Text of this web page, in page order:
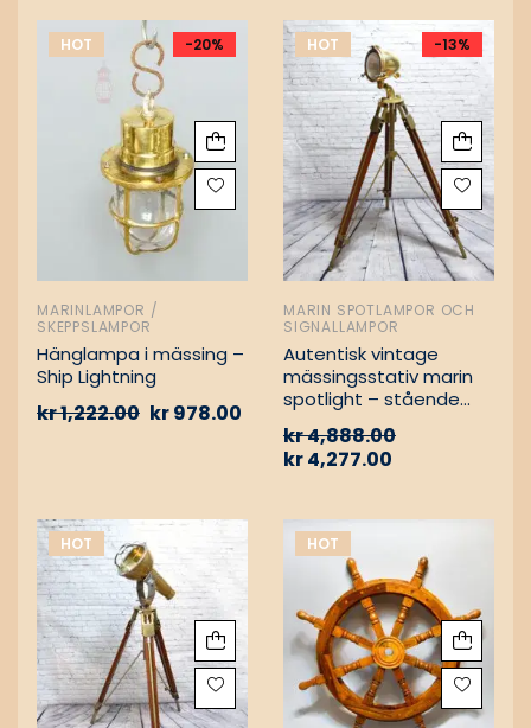
HOT -20%
MARINLAMPOR /
SKEPPSLAMPOR
Hänglampa i mässing –
Ship Lightning
kr1,222.00 kr978.00
HOT -13%
MARIN SPOTLAMPOR OCH
SIGNALLAMPOR
Autentisk vintage
mässingsstativ marin
spotlight – stående
kr4,888.00
kr4,277.00
HOT HOT